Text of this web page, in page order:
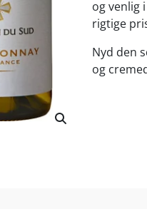
og venlig
rigtige
Nyd den
og